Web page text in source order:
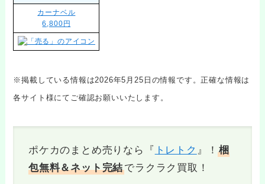
カーナベル
6,800円
※掲載している情報は2026年5月25日の情報です。正確な情報は
各サイト様にてご確認お願いいたします。
ポケカのまとめ売りなら『 トレトク 』！梱
包無料＆ネット完結でラクラク買取！